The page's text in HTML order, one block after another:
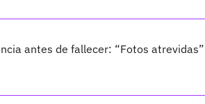
antes de fallecer: “Fotos atrevidas”